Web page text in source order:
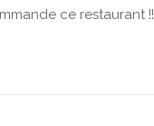
ce restaurant !!